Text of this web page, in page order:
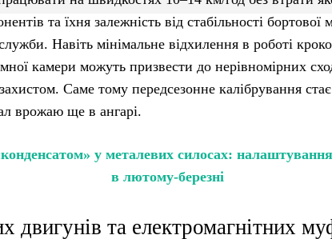
та їхня залежність від стабільності
Навіть мінімальне відхилення в роботі
камери можуть призвести до нерівномірних
Саме тому передсезонне калібрування
врожаю ще в ангарі.
у металевих силосах:
в лютому-березні
двигунів та електромагнітних